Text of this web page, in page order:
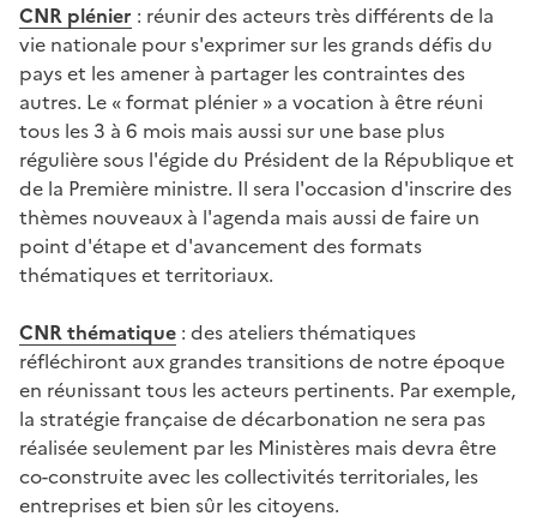
CNR plénier : réunir des acteurs très différents de la
vie nationale pour s'exprimer sur les grands défis du
pays et les amener à partager les contraintes des
autres. Le « format plénier » a vocation à être réuni
tous les 3 à 6 mois mais aussi sur une base plus
régulière sous l'égide du Président de la République et
de la Première ministre. Il sera l'occasion d'inscrire des
thèmes nouveaux à l'agenda mais aussi de faire un
point d'étape et d'avancement des formats
thématiques et territoriaux.
CNR thématique : des ateliers thématiques
réfléchiront aux grandes transitions de notre époque
en réunissant tous les acteurs pertinents. Par exemple,
la stratégie française de décarbonation ne sera pas
réalisée seulement par les Ministères mais devra être
co-construite avec les collectivités territoriales, les
entreprises et bien sûr les citoyens.